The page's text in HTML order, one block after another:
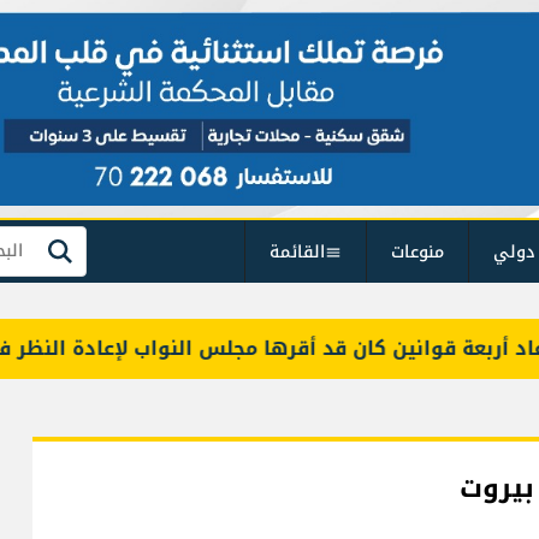
منوعات القائمة بحث
قوانين كان قد أقرها مجلس النواب لإعادة النظر فيها